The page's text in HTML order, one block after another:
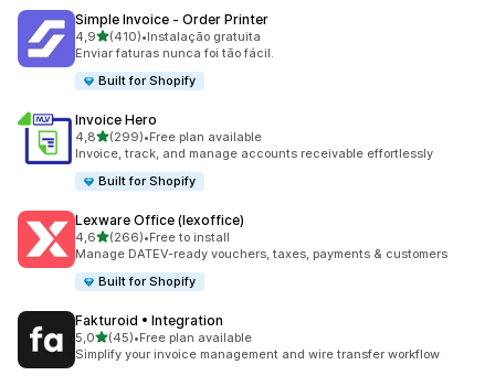
Simple Invoice ‑ Order Printer
4,9de 5 estrelas
(410)
410 total de avaliações
•Instalação gratuita
Enviar faturas nunca foi tão fácil.
Built for Shopify
Invoice Hero
4,8de 5 estrelas
(299)
299 total de avaliações
•Free plan available
Invoice, track, and manage accounts receivable effortlessly
Built for Shopify
Lexware Office (lexoffice)
4,6de 5 estrelas
(266)
266 total de avaliações
•Free to install
Manage DATEV-ready vouchers, taxes, payments & customers
Built for Shopify
Fakturoid • Integration
5,0de 5 estrelas
(45)
45 total de avaliações
•Free plan available
Simplify your invoice management and wire transfer workflow